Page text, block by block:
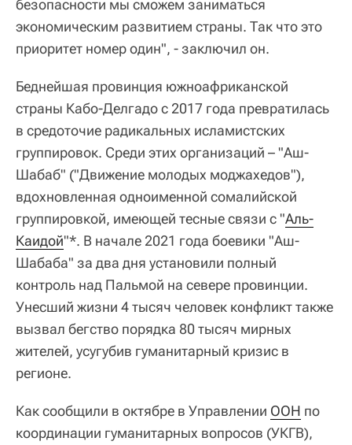
безопасности мы сможем заниматься
экономическим развитием страны. Так что это
приоритет номер один", - заключил он.
Беднейшая провинция южноафриканской
страны Кабо-Делгадо с 2017 года превратилась
в средоточие радикальных исламистских
группировок. Среди этих организаций – "Аш-
Шабаб" ("Движение молодых моджахедов"),
вдохновленная одноименной сомалийской
группировкой, имеющей тесные связи с "Аль-
Каидой"*. В начале 2021 года боевики "Аш-
Шабаба" за два дня установили полный
контроль над Пальмой на севере провинции.
Унесший жизни 4 тысяч человек конфликт также
вызвал бегство порядка 80 тысяч мирных
жителей, усугубив гуманитарный кризис в
регионе.
Как сообщили в октябре в Управлении ООН по
координации гуманитарных вопросов (УКГВ),